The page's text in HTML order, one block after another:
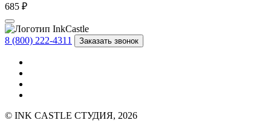
685 ₽
8 (800) 222-4311 Заказать звонок
© INK CASTLE СТУДИЯ, 2026